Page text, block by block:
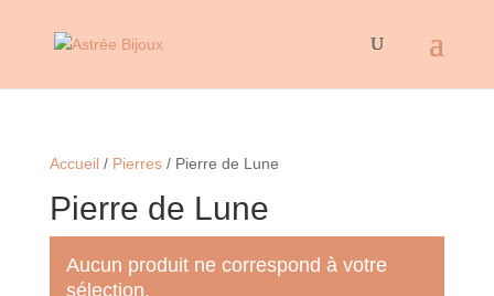
Accueil/ Pierres/ Pierre de Lune
Pierre de Lune
Aucun produit ne correspond à votre
sélection.